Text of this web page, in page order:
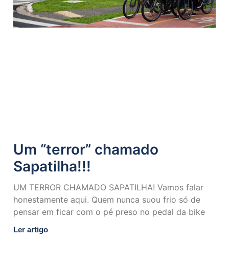
Um “terror” chamado
Sapatilha!!!
UM TERROR CHAMADO SAPATILHA! Vamos falar
honestamente aqui. Quem nunca suou frio só de
pensar em ficar com o pé preso no pedal da bike
Ler artigo